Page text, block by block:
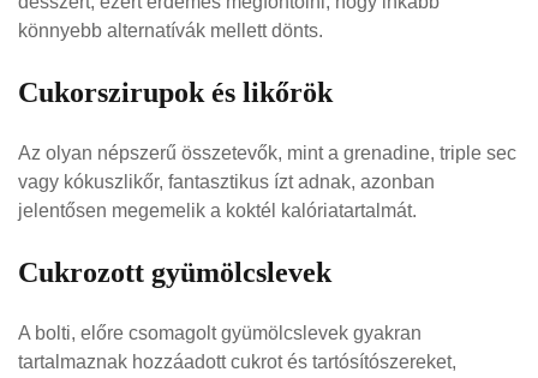
könnyebb alternatívák mellett dönts.
Cukorszirupok és likőrök
Az olyan népszerű összetevők, mint a grenadine, triple sec
vagy kókuszlikőr, fantasztikus ízt adnak, azonban
jelentősen megemelik a koktél kalóriatartalmát.
Cukrozott gyümölcslevek
A bolti, előre csomagolt gyümölcslevek gyakran
tartalmaznak hozzáadott cukrot és tartósítószereket,